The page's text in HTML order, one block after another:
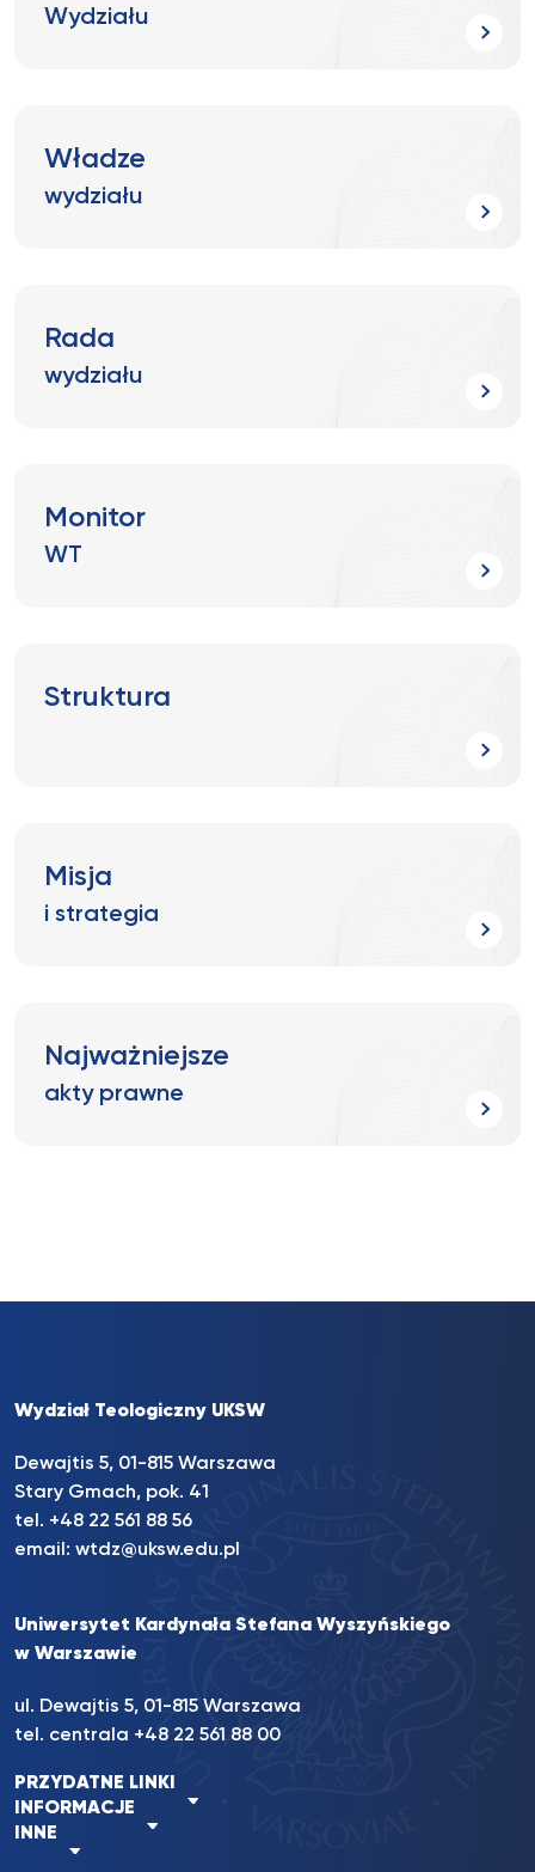
Wydziału
Władze
wydziału
Rada
wydziału
Monitor
WT
Struktura
Misja
i strategia
Najważniejsze
akty prawne
Wydział Teologiczny UKSW
Dewajtis 5, 01-815 Warszawa
Stary Gmach, pok. 41
tel. +48 22 561 88 56
email: wtdz@uksw.edu.pl
Uniwersytet Kardynała Stefana Wyszyńskiego
w Warszawie
ul. Dewajtis 5, 01-815 Warszawa
tel. centrala +48 22 561 88 00
PRZYDATNE LINKI
INFORMACJE
INNE